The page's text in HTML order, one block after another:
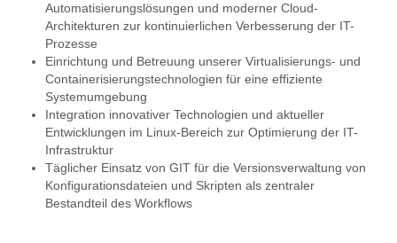
Automatisierungslösungen und moderner Cloud-
Architekturen zur kontinuierlichen Verbesserung der IT-
Prozesse
Einrichtung und Betreuung unserer Virtualisierungs- und
Containerisierungstechnologien für eine effiziente
Systemumgebung
Integration innovativer Technologien und aktueller
Entwicklungen im Linux-Bereich zur Optimierung der IT-
Infrastruktur
Täglicher Einsatz von GIT für die Versionsverwaltung von
Konfigurationsdateien und Skripten als zentraler
Bestandteil des Workflows